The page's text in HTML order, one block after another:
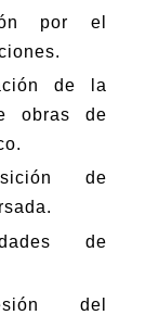
por el
de la
obras de
de
de
del